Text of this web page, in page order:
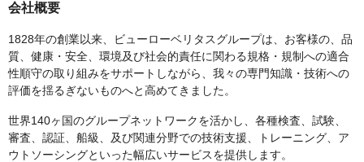
会社概要
1828年の創業以来、ビューローベリタスグループは、お客様の、品
質、健康・安全、環境及び社会的責任に関わる規格・規制への適合
性順守の取り組みをサポートしながら、我々の専門知識・技術への
評価を揺るぎないものへと高めてきました。
世界140ヶ国のグループネットワークを活かし、各種検査、試験、
審査、認証、船級、及び関連分野での技術支援、トレーニング、ア
ウトソーシングといった幅広いサービスを提供します。